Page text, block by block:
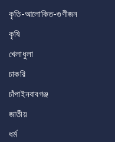
কৃতি-আলোকিত-গুণীজন
কৃষি
খেলাধুলা
চাকরি
চাঁপাইনবাবগঞ্জ
জাতীয়
ধর্ম